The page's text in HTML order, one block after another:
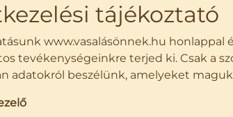
tájékoztató
www.vasalásönnek.hu
tevékenységeinkre terjed ki. Csak a
adatokról beszélünk, amelyeket